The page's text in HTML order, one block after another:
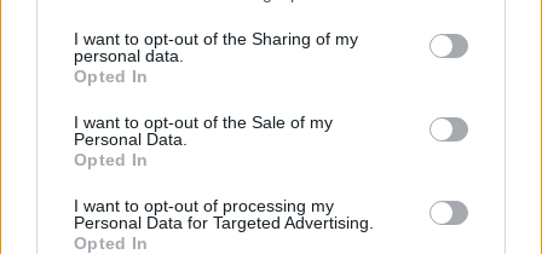
I want to opt-out of the Sharing of my
personal data.
Opted In
I want to opt-out of the Sale of my
Personal Data.
Opted In
I want to opt-out of processing my
Personal Data for Targeted Advertising.
Opted In
Fragrance Foundation
Awards: Nest New York
sunlit Yuzu & Neroli
wellness collection